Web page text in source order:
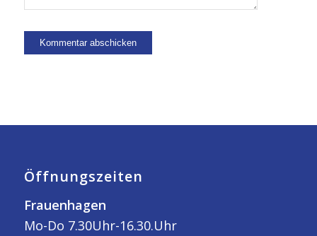
Öffnungszeiten
Frauenhagen
Mo-Do 7.30Uhr-16.30.Uhr